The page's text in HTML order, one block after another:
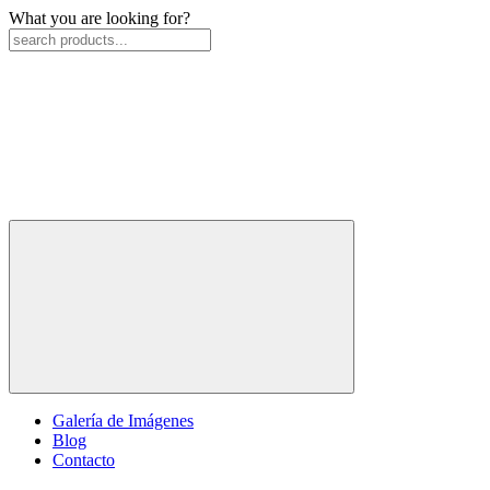
What you are looking for?
Galería de Imágenes
Blog
Contacto